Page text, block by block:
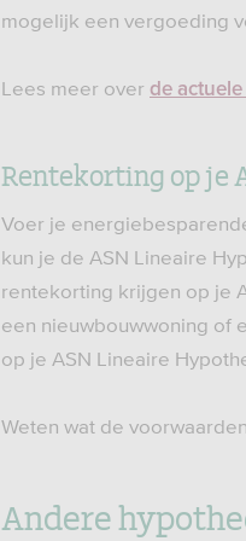
mogelijk een vergoeding
Lees meer over de
Rentekorting op je
Voer je
kun je de ASN Lineaire
rentekorting krijgen op je
een nieuwbouwwoning of
op je ASN Lineaire
Weten wat de
Andere